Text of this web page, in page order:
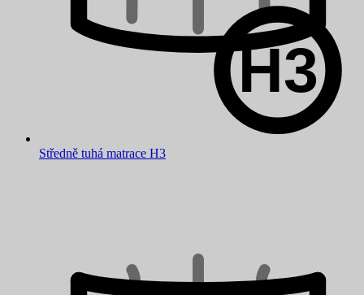
Středně tuhá matrace H3